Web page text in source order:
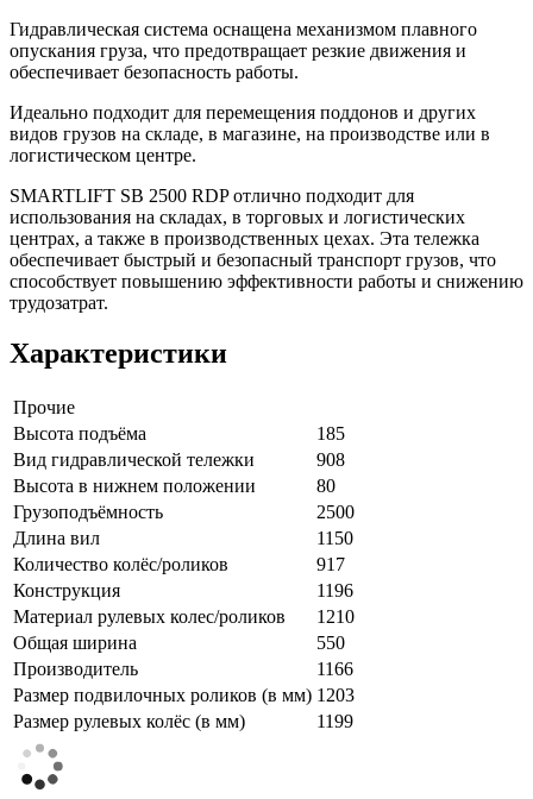
Гидравлическая система оснащена механизмом плавного
опускания груза, что предотвращает резкие движения и
обеспечивает безопасность работы.
Идеально подходит для перемещения поддонов и других
видов грузов на складе, в магазине, на производстве или в
логистическом центре.
SMARTLIFT SB 2500 RDP отлично подходит для
использования на складах, в торговых и логистических
центрах, а также в производственных цехах. Эта тележка
обеспечивает быстрый и безопасный транспорт грузов, что
способствует повышению эффективности работы и снижению
трудозатрат.
Характеристики
Прочие
Высота подъёма
185
Вид гидравлической тележки
908
Высота в нижнем положении
80
Грузоподъёмность
2500
Длина вил
1150
Количество колёс/роликов
917
Конструкция
1196
Материал рулевых колес/роликов
1210
Общая ширина
550
Производитель
1166
Размер подвилочных роликов (в мм) 1203
Размер рулевых колёс (в мм)
1199